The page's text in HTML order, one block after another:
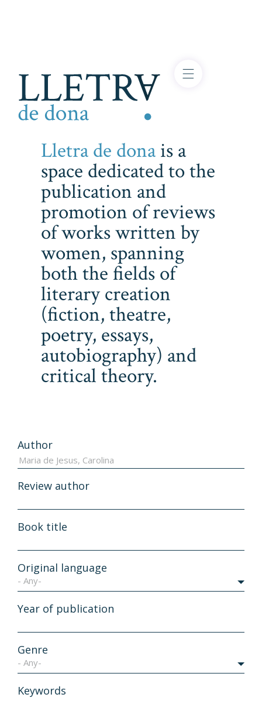
Lletra de donais a
space dedicated to the
publication and
promotion of reviews
of works written by
women, spanning
both the fields of
literary creation
(fiction, theatre,
poetry, essays,
autobiography) and
critical theory.
Author
Review author
Book title
Original language
- Any-
Year of publication
Genre
- Any-
Keywords